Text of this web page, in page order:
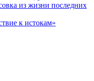
из жизни последних
к истокам»